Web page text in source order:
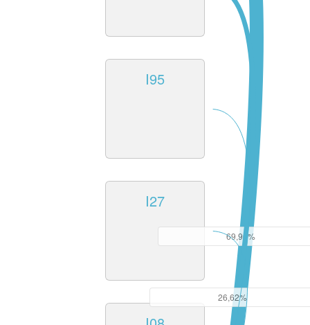
I95
I27
69,96%
26,62%